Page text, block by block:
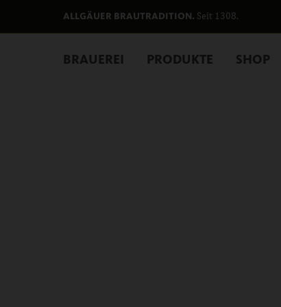
ALLGÄUER BRAUTRADITION. Seit 1308.
BRAUEREI PRODUKTE SHOP